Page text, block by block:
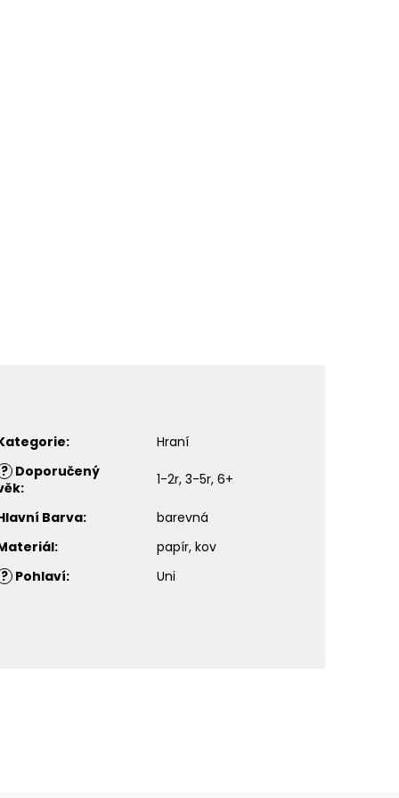
:
Hraní
? Doporučený
: 1-2r, 3-5r, 6+
Barva:
barevná
:
papír, kov
? Pohlaví: Uni